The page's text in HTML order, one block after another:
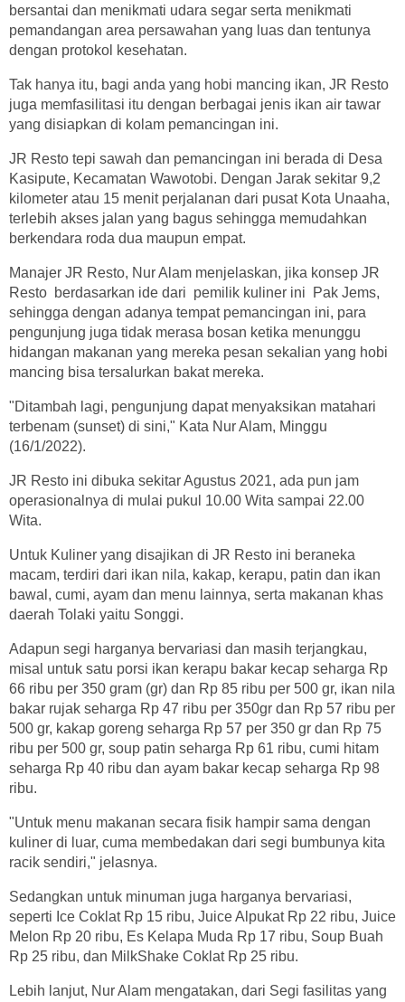
bersantai dan menikmati udara segar serta menikmati
pemandangan area persawahan yang luas dan tentunya
dengan protokol kesehatan.
Tak hanya itu, bagi anda yang hobi mancing ikan, JR Resto
juga memfasilitasi itu dengan berbagai jenis ikan air tawar
yang disiapkan di kolam pemancingan ini.
JR Resto tepi sawah dan pemancingan ini berada di Desa
Kasipute, Kecamatan Wawotobi. Dengan Jarak sekitar 9,2
kilometer atau 15 menit perjalanan dari pusat Kota Unaaha,
terlebih akses jalan yang bagus sehingga memudahkan
berkendara roda dua maupun empat.
Manajer JR Resto, Nur Alam menjelaskan, jika konsep JR
Resto berdasarkan ide dari pemilik kuliner ini Pak Jems,
sehingga dengan adanya tempat pemancingan ini, para
pengunjung juga tidak merasa bosan ketika menunggu
hidangan makanan yang mereka pesan sekalian yang hobi
mancing bisa tersalurkan bakat mereka.
"Ditambah lagi, pengunjung dapat menyaksikan matahari
terbenam (sunset) di sini," Kata Nur Alam, Minggu
(16/1/2022).
JR Resto ini dibuka sekitar Agustus 2021, ada pun jam
operasionalnya di mulai pukul 10.00 Wita sampai 22.00
Wita.
Untuk Kuliner yang disajikan di JR Resto ini beraneka
macam, terdiri dari ikan nila, kakap, kerapu, patin dan ikan
bawal, cumi, ayam dan menu lainnya, serta makanan khas
daerah Tolaki yaitu Songgi.
Adapun segi harganya bervariasi dan masih terjangkau,
misal untuk satu porsi ikan kerapu bakar kecap seharga Rp
66 ribu per 350 gram (gr) dan Rp 85 ribu per 500 gr, ikan nila
bakar rujak seharga Rp 47 ribu per 350gr dan Rp 57 ribu per
500 gr, kakap goreng seharga Rp 57 per 350 gr dan Rp 75
ribu per 500 gr, soup patin seharga Rp 61 ribu, cumi hitam
seharga Rp 40 ribu dan ayam bakar kecap seharga Rp 98
ribu.
"Untuk menu makanan secara fisik hampir sama dengan
kuliner di luar, cuma membedakan dari segi bumbunya kita
racik sendiri," jelasnya.
Sedangkan untuk minuman juga harganya bervariasi,
seperti Ice Coklat Rp 15 ribu, Juice Alpukat Rp 22 ribu, Juice
Melon Rp 20 ribu, Es Kelapa Muda Rp 17 ribu, Soup Buah
Rp 25 ribu, dan MilkShake Coklat Rp 25 ribu.
Lebih lanjut, Nur Alam mengatakan, dari Segi fasilitas yang